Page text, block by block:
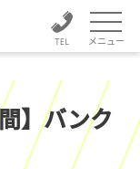
メニュー
】バンク